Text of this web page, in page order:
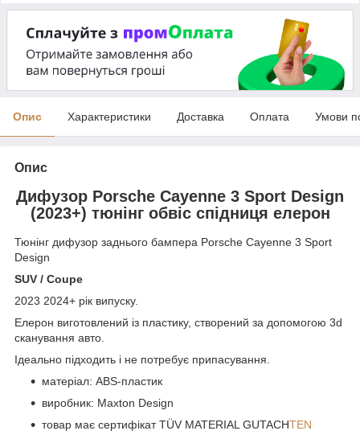
Опис Характеристики Доставка Оплата Умови
Опис
Дифузор Porsche Cayenne 3 Sport Design
(2023+) тюнінг обвіс спідниця елерон
Тюнінг дифузор заднього бампера Porsche Cayenne 3 Sport
Design
SUV / Coupe
2023 2024+ рік випуску.
Елерон виготовлений із пластику, створений за допомогою 3d
сканування авто.
Ідеально підходить і не потребує припасування.
матеріал: ABS-пластик
виробник: Maxton Design
товар має сертифікат TÜV MATERIAL GUTACHTEN